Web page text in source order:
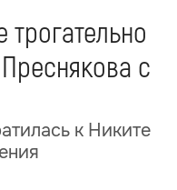
с
к Никите